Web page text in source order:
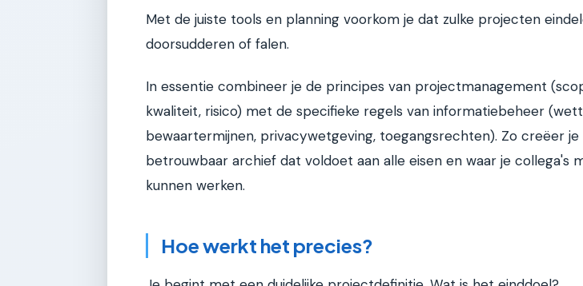
Met de juiste tools en planning voorkom je dat zulke projecten
doorsudderen of falen.
In essentie combineer je de principes van projectmanagement
kwaliteit, risico) met de specifieke regels van informatiebeheer
bewaartermijnen, privacywetgeving, toegangsrechten). Zo creëer je
betrouwbaar archief dat voldoet aan alle eisen en waar je collega's
kunnen werken.
Hoe werkt het precies?